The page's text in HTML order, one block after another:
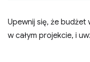
Upewnij się, że
w całym projekcie, i